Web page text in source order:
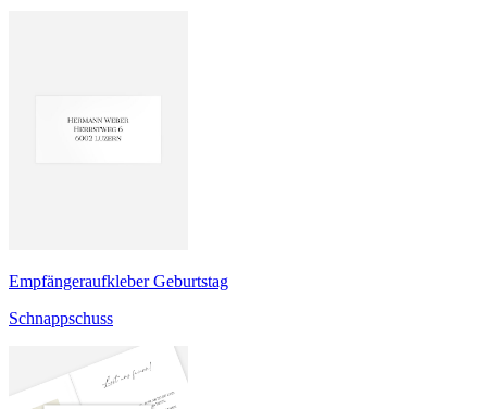
Empfängeraufkleber Geburtstag
Schnappschuss